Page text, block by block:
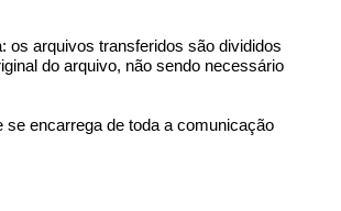
os arquivos transferidos são divididos
do arquivo, não sendo necessário
encarrega de toda a comunicação